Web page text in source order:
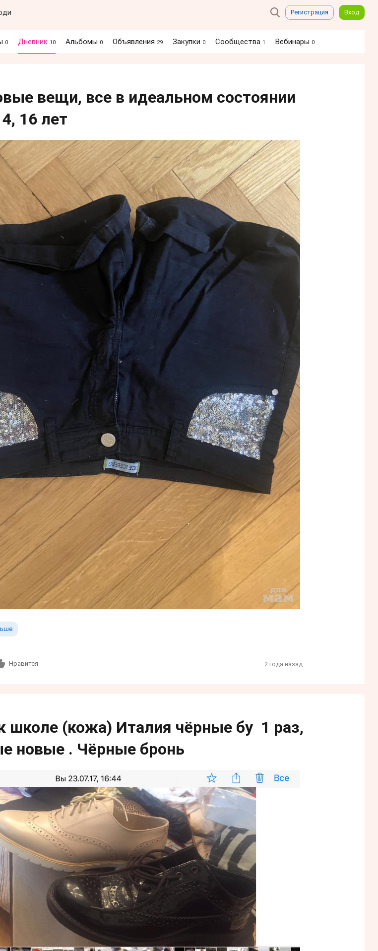
Регистрация Вход
0 Дневник 10 Альбомы 0 Объявления 29 Закупки 0 Сообщества 1 Вебинары 0
вещи, все в идеальном состоянии
16 лет
Нравится 2 года назад
школе (кожа) Италия чёрные бу 1 раз,
новые . Чёрные бронь